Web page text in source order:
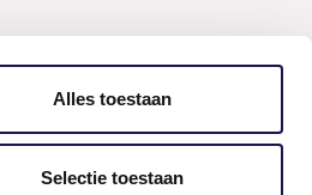
Alles toestaan
Selectie toestaan